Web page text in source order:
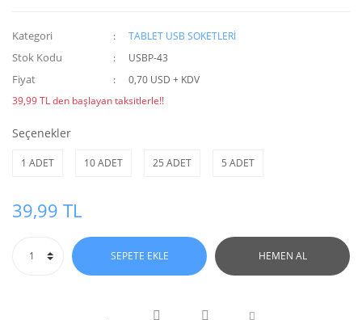
Kategori TABLET USB SOKETLERİ
Stok Kodu USBP-43
Fiyat
0,70 USD + KDV
39,99 TL den başlayan taksitlerle!!
Seçenekler
1 ADET 10 ADET 25 ADET 5 ADET
39,99 TL
SEPETE EKLE HEMEN AL